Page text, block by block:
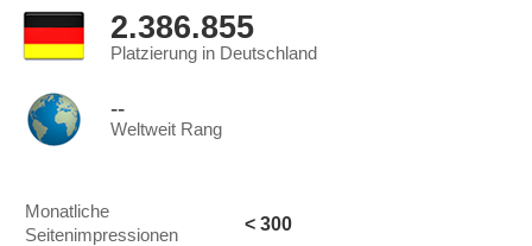
2.386.855
Platzierung in Deutschland
--
Weltweit Rang
Monatliche
Seitenimpressionen
< 300